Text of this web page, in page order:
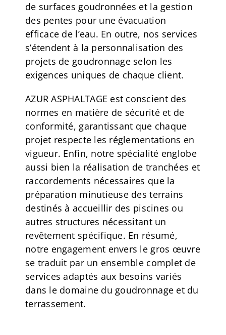
de surfaces goudronnées et la gestion
des pentes pour une évacuation
efficace de l’eau. En outre, nos services
s’étendent à la personnalisation des
projets de goudronnage selon les
exigences uniques de chaque client.
AZUR ASPHALTAGE est conscient des
normes en matière de sécurité et de
conformité, garantissant que chaque
projet respecte les réglementations en
vigueur. Enfin, notre spécialité englobe
aussi bien la réalisation de tranchées et
raccordements nécessaires que la
préparation minutieuse des terrains
destinés à accueillir des piscines ou
autres structures nécessitant un
revêtement spécifique. En résumé,
notre engagement envers le gros œuvre
se traduit par un ensemble complet de
services adaptés aux besoins variés
dans le domaine du goudronnage et du
terrassement.